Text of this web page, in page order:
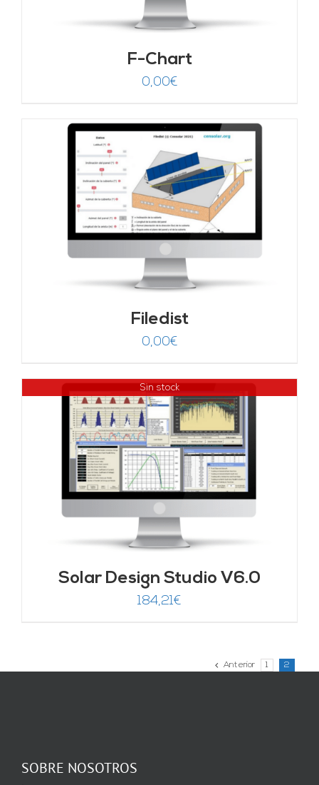
F-Chart
0,00€
Filedist
0,00€
Sin stock
Solar Design Studio V6.0
184,21€
Anterior 1 2
SOBRE NOSOTROS